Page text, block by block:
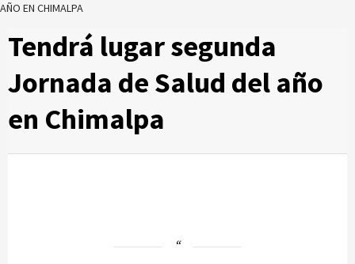
AÑO EN CHIMALPA
Tendrá lugar segunda
Jornada de Salud del año
en Chimalpa